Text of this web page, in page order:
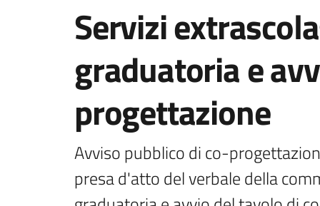
Servizi
graduatoria e
progettazione
Avviso pubblico di co-
presa d'atto del verbale della